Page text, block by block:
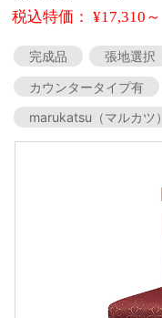
税込特価： ¥17,310～
完成品 張地選択
カウンタータイプ有
marukatsu（マルカツ）